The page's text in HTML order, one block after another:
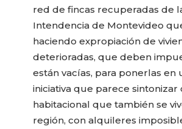
red de fincas recuperadas de
Intendencia de Montevideo
haciendo expropiación de
deterioradas, que deben
están vacías, para ponerlas en
iniciativa que parece sintonizar
habitacional que también se
región, con alquileres